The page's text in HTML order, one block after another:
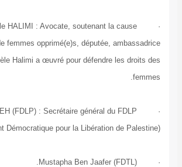
· Maître Gisèle HALIMI : Avocate, soutenant la
d’hommes et de femmes opprimé(e)s, députée,
UNESCO, Gisèle Halimi a œuvré pour défendre
· Nayef HAWATMEH (FDLP) : Secrétaire général du
(Front Démocratique pour la Libération